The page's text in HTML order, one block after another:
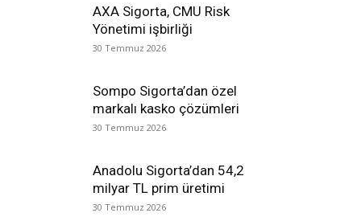
AXA Sigorta, CMU Risk
Yönetimi işbirliği
30 Temmuz 2026
Sompo Sigorta’dan özel
markalı kasko çözümleri
30 Temmuz 2026
Anadolu Sigorta’dan 54,2
milyar TL prim üretimi
30 Temmuz 2026